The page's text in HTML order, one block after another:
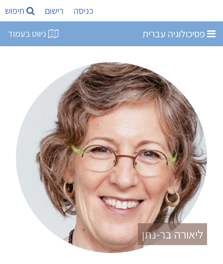
כניסה רישום חיפוש
פסיכולוגיה עברית ניווט בעמוד
ליאורה בר-נתן